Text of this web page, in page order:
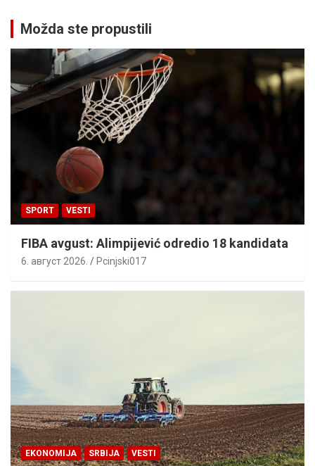
Možda ste propustili
SPORT VESTI
FIBA avgust: Alimpijević odredio 18 kandidata
6. август 2026. Pcinjski017
EKONOMIJA SRBIJA VESTI